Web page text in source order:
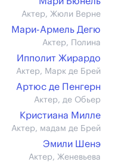
Актер, Жюли Верне
Мари-Армель Дегю
Актер, Полина
Ипполит Жирардо
Актер, Марк де Брей
Артюс де Пенгерн
Актер, де Обьер
Кристиана Милле
Актер, мадам де Брей
Эмили Шенэ
Актер, Женевьева